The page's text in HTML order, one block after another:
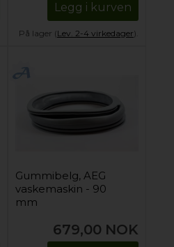
Legg i kurven
På lager (Lev. 2-4 virkedager).
Gummibelg, AEG
vaskemaskin - 90
mm
679,00 NOK